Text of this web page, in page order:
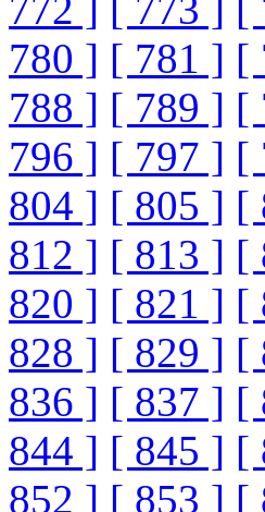
772 ] [ 773 ] [
780 ] [ 781 ] [
788 ] [ 789 ] [
796 ] [ 797 ] [
804 ] [ 805 ] [
812 ] [ 813 ] [
820 ] [ 821 ] [
828 ] [ 829 ] [
836 ] [ 837 ] [
844 ] [ 845 ] [
852 ] [ 853 ] [